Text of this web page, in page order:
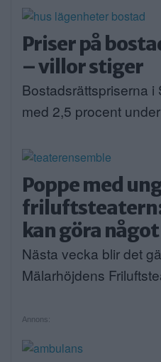
Priser på
– villor stiger
Bostadsrättspriserna
med 2,5 procent
Poppe med
kan göra något
Nästa vecka blir det
Mälarhöjdens
Annons: